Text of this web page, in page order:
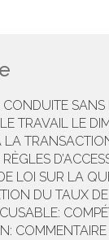
CONDUITE SANS
TRAVAIL LE
LA
LOI SUR LA
DU TAUX